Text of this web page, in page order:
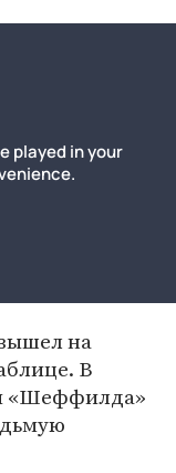
на
В
«Шеффилда»